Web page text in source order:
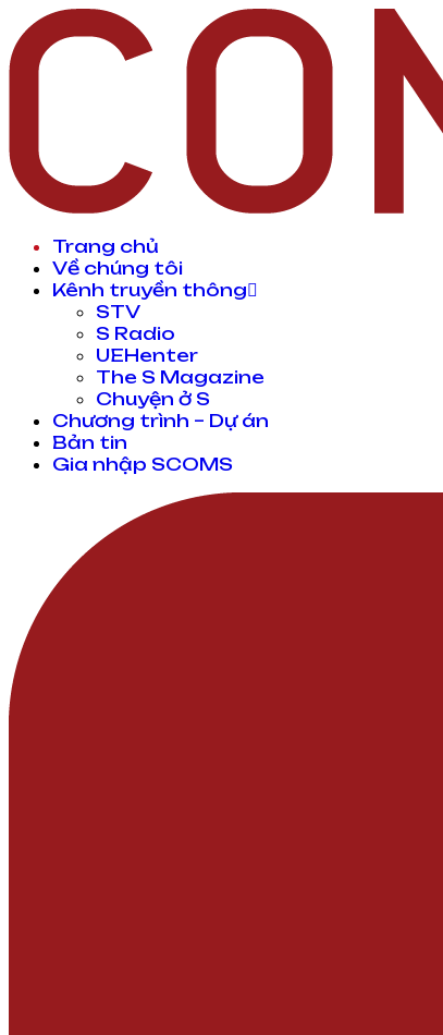
Trang chủ
Về chúng tôi
Kênh truyền thông
STV
S Radio
UEHenter
The S Magazine
Chuyện ở S
Chương trình – Dự án
Bản tin
Gia nhập SCOMS